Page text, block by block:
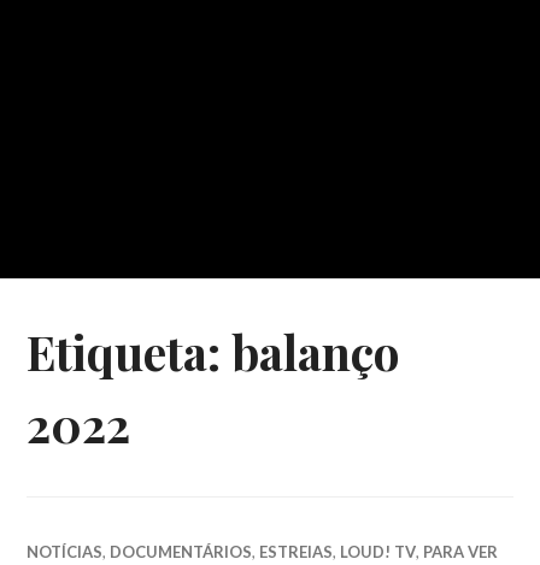
Etiqueta:balanço
2022
NOTÍCIAS, DOCUMENTÁRIOS, ESTREIAS, LOUD! TV, PARA VER